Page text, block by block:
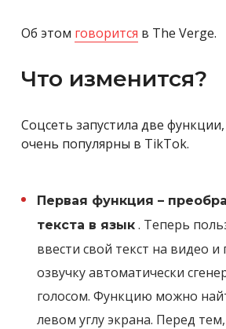
Об этом говорится в The Verge.
Что изменится?
Соцсеть запустила две
очень популярны в TikTok.
Первая функция –
текста в язык . Теперь
ввести свой текст на видео и
озвучку автоматически
голосом. Функцию можно
левом углу экрана. Перед